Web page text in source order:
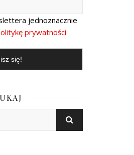
jednoznacznie
prywatności